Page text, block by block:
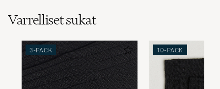
Varrelliset sukat
3-PACK 10-PACK